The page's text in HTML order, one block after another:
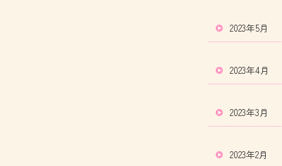
2023年5月
2023年4月
2023年3月
2023年2月